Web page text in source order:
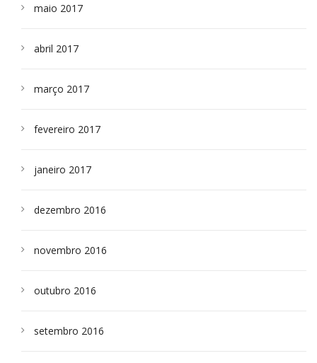
maio 2017
abril 2017
março 2017
fevereiro 2017
janeiro 2017
dezembro 2016
novembro 2016
outubro 2016
setembro 2016